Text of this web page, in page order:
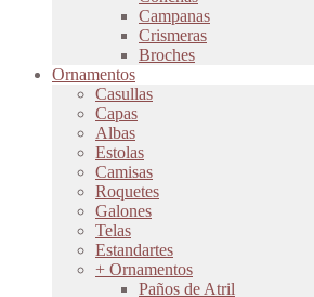
Campanas
Crismeras
Broches
Ornamentos
Casullas
Capas
Albas
Estolas
Camisas
Roquetes
Galones
Telas
Estandartes
+ Ornamentos
Paños de Atril